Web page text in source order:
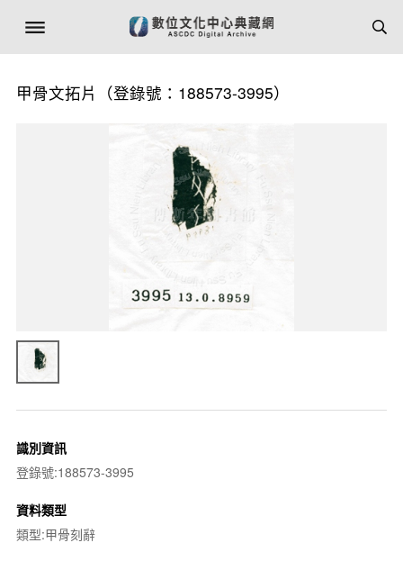
甲骨文拓片（登錄號：188573-3995）
識別資訊
登錄號:188573-3995
資料類型
類型:甲骨刻辭